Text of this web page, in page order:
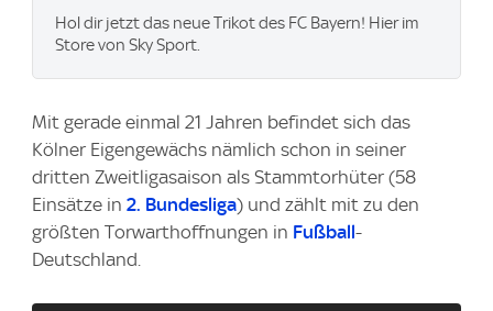
Hol dir jetzt das neue Trikot des FC Bayern! Hier im
Store von Sky Sport.
Mit gerade einmal 21 Jahren befindet sich das
Kölner Eigengewächs nämlich schon in seiner
dritten Zweitligasaison als Stammtorhüter (58
Einsätze in 2. Bundesliga) und zählt mit zu den
größten Torwarthoffnungen in Fußball-
Deutschland.